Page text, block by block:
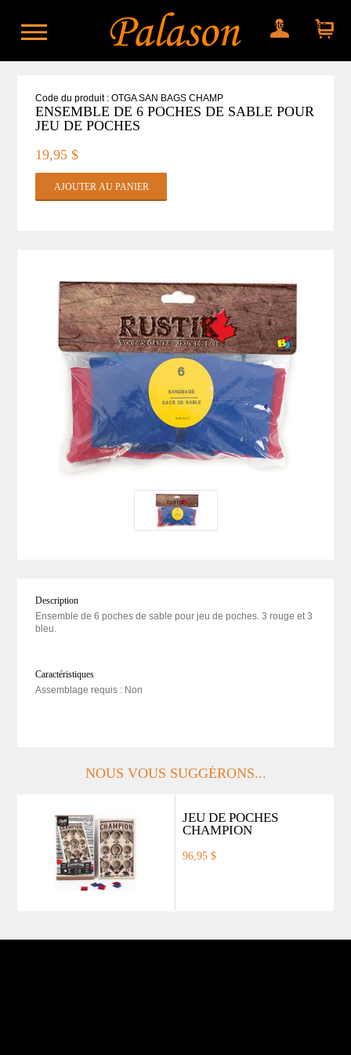
Mon compteMon panier
Code du produit : OTGA SAN BAGS CHAMP
ENSEMBLE DE 6 POCHES DE SABLE POUR
JEU DE POCHES
19,95 $
Description
Ensemble de 6 poches de sable pour jeu de poches. 3 rouge et 3
bleu.
Caractéristiques
Assemblage requis : Non
NOUS VOUS SUGGÉRONS...
JEU DE POCHES
CHAMPION
96,95 $